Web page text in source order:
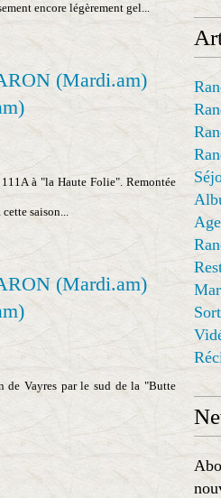
encore légèrement gel...
à "la Haute Folie". Remontée
saison...
de Vayres par le sud de la "Butte